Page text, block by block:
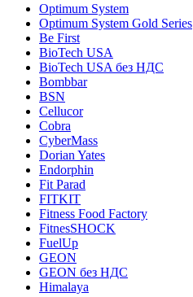
Optimum System
Optimum System Gold Series
Be First
BioTech USA
BioTech USA без НДС
Bombbar
BSN
Cellucor
Cobra
CyberMass
Dorian Yates
Endorphin
Fit Parad
FITKIT
Fitness Food Factory
FitnesSHOCK
FuelUp
GEON
GEON без НДС
Himalaya